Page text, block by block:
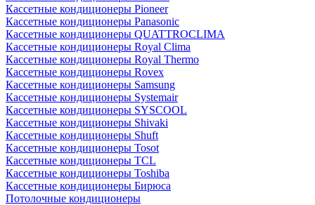
Кассетные кондиционеры Pioneer
Кассетные кондиционеры Panasonic
Кассетные кондиционеры QUATTROCLIMA
Кассетные кондиционеры Royal Clima
Кассетные кондиционеры Royal Thermo
Кассетные кондиционеры Rovex
Кассетные кондиционеры Samsung
Кассетные кондиционеры Systemair
Кассетные кондиционеры SYSCOOL
Кассетные кондиционеры Shivaki
Кассетные кондиционеры Shuft
Кассетные кондиционеры Tosot
Кассетные кондиционеры TCL
Кассетные кондиционеры Toshiba
Кассетные кондиционеры Бирюса
Потолочные кондиционеры